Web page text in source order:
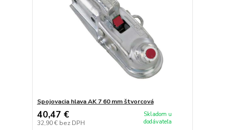
Spojovacia hlava AK 7 60 mm štvorcová
40,47 €
32,90 € bez DPH
Skladom u
dodávateľa